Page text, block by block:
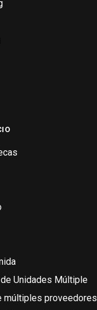
Unidades Múltiple
múltiples proveedores